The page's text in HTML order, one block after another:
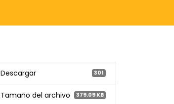
Descargar 301
Tamaño del archivo 379.09 KB